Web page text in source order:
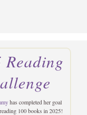
Reading
has completed her goal
100 books in 2025!